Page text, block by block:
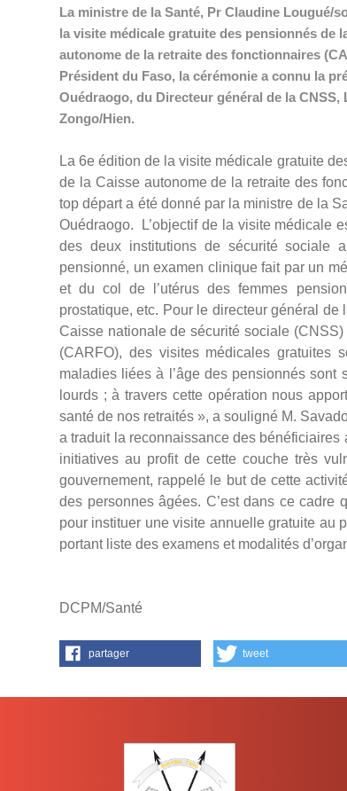
La ministre de la Santé, Pr Claudine Lougué/
la visite médicale gratuite des pensionnés de
autonome de la retraite des fonctionnaires
Président du Faso, la cérémonie a connu la
Ouédraogo, du Directeur général de la
Zongo/Hien.
La 6e édition de la visite médicale gratuite
de la Caisse autonome de la retraite des
top départ a été donné par la ministre de la
Ouédraogo. L’objectif de la visite médicale
des deux institutions de sécurité sociale
pensionné, un examen clinique fait par un
et du col de l’utérus des femmes
prostatique, etc. Pour le directeur général
Caisse nationale de sécurité sociale
(CARFO), des visites médicales gratuites
maladies liées à l’âge des pensionnés sont
lourds ; à travers cette opération nous
santé de nos retraités », a souligné M.
a traduit la reconnaissance des bénéficiaires
initiatives au profit de cette couche très
gouvernement, rappelé le but de cette
des personnes âgées. C’est dans ce
pour instituer une visite annuelle gratuite au
portant liste des examens et modalités
DCPM/Santé
partager tweet